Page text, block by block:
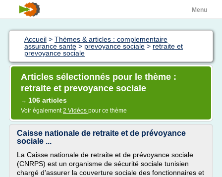
Menu
Accueil > Thèmes & articles : complementaire
assurance sante > prevoyance sociale > retraite et
prevoyance sociale
Articles sélectionnés pour le thème :
retraite et prevoyance sociale
→ 106 articles
Voir également2 Vidéos pour ce thème
Caisse nationale de retraite et de prévoyance
sociale ...
La Caisse nationale de retraite et de prévoyance sociale
(CNRPS) est un organisme de sécurité sociale tunisien
chargé d'assurer la couverture sociale des fonctionnaires et